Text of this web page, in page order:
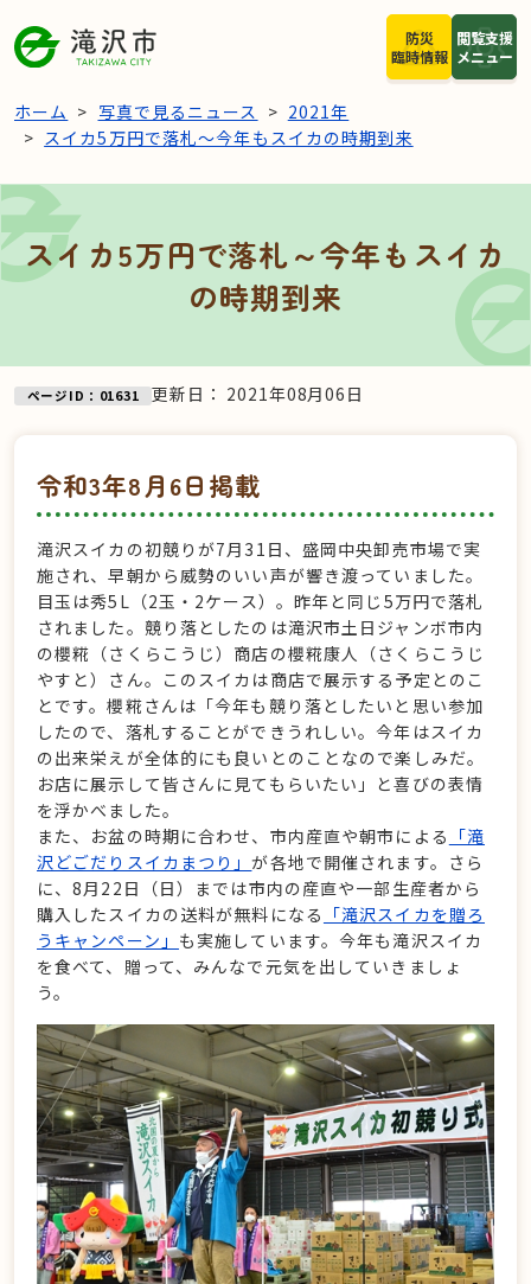
閲覧支援
メニュー
防災
臨時情報
ホーム 写真で見るニュース
2021年
スイカ5万円で落札～今年もスイカの時期到来
スイカ5万円で落札～今年もスイカ
の時期到来
ページID：01631 更新日： 2021年08月06日
令和3年8月6日掲載
滝沢スイカの初競りが7月31日、盛岡中央卸売市場で実
施され、早朝から威勢のいい声が響き渡っていました。
目玉は秀5L（2玉・2ケース）。昨年と同じ5万円で落札
されました。競り落としたのは滝沢市土日ジャンボ市内
の櫻糀（さくらこうじ）商店の櫻糀康人（さくらこうじ
やすと）さん。このスイカは商店で展示する予定とのこ
とです。櫻糀さんは「今年も競り落としたいと思い参加
したので、落札することができうれしい。今年はスイカ
の出来栄えが全体的にも良いとのことなので楽しみだ。
お店に展示して皆さんに見てもらいたい」と喜びの表情
を浮かべました。
また、お盆の時期に合わせ、市内産直や朝市による 「滝
沢どごだりスイカまつり」が各地で開催されます。さら
に、8月22日（日）までは市内の産直や一部生産者から
購入したスイカの送料が無料になる 「滝沢スイカを贈ろ
うキャンペーン」 も実施しています。今年も滝沢スイカ
を食べて、贈って、みんなで元気を出していきましょ
う。